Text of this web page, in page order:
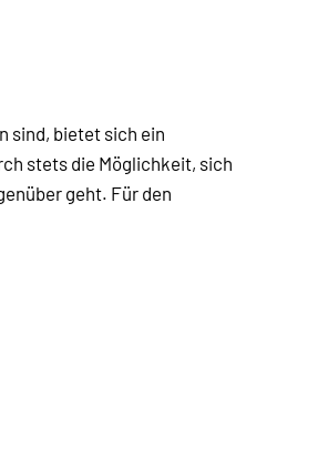
sind, bietet sich ein
stets die Möglichkeit, sich
geht. Für den